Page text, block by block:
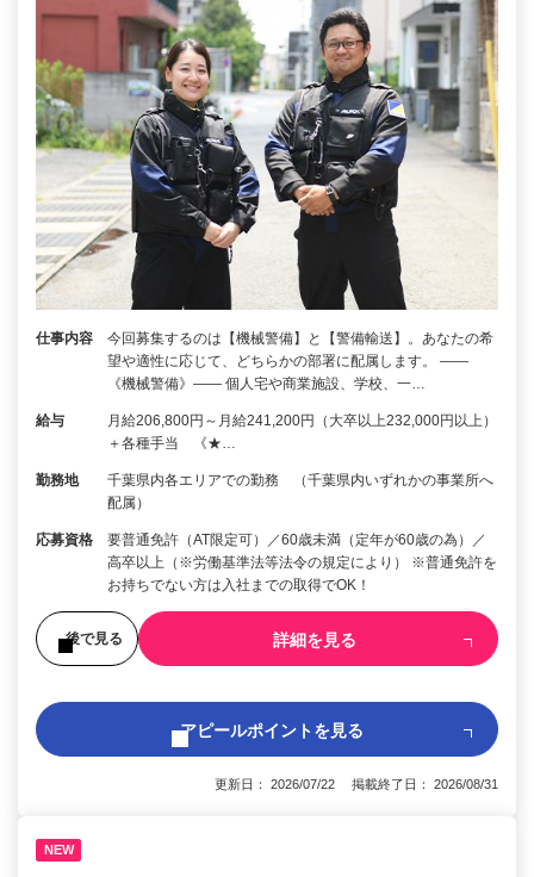
仕事内容
今回募集するのは【機械警備】と【警備輸送】。あなたの希
望や適性に応じて、どちらかの部署に配属します。 ――
《機械警備》―― 個人宅や商業施設、学校、一…
給与
月給206,800円～月給241,200円（大卒以上232,000円以上）
＋各種手当 《★…
勤務地
千葉県内各エリアでの勤務 （千葉県内いずれかの事業所へ
配属）
応募資格
要普通免許（AT限定可）／60歳未満（定年が60歳の為）／
高卒以上（※労働基準法等法令の規定により） ※普通免許を
お持ちでない方は入社までの取得でOK！
後で見る 詳細を見る
アピールポイントを見る
更新日： 2026/07/22 掲載終了日： 2026/08/31
NEW